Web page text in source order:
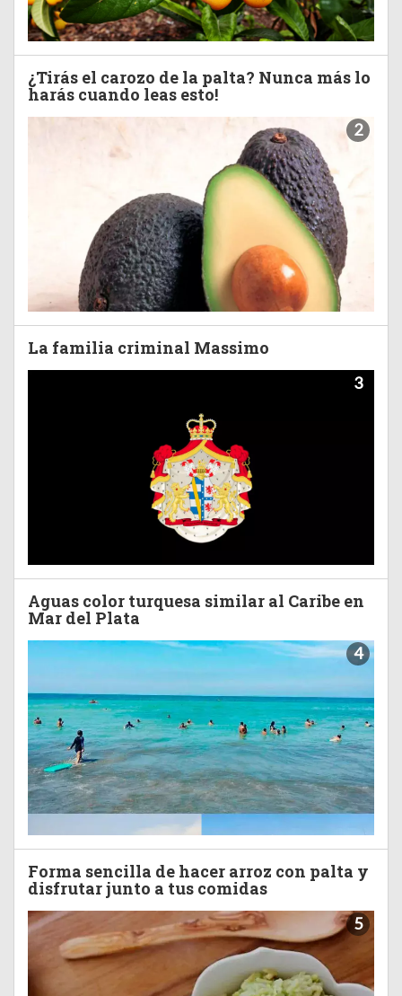
¿Tirás el carozo de la palta? Nunca más lo
harás cuando leas esto!
2
La familia criminal Massimo
3
Aguas color turquesa similar al Caribe en
Mar del Plata
4
Forma sencilla de hacer arroz con palta y
disfrutar junto a tus comidas
5